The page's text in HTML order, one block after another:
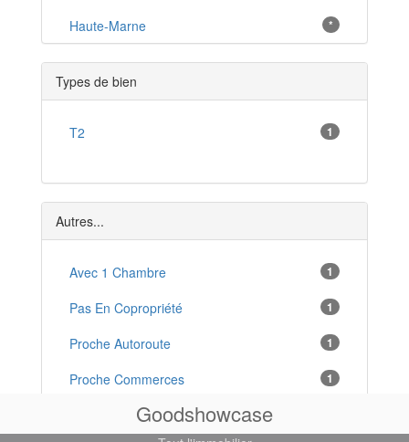
Gondrecourt-le-Château *
Void-Vacon *
Saint-Aubin-sur-Aire *
Sampigny *
Lérouville *
Amanty *
Fresnes-en-Woëvre *
Tronville-en-Barrois *
Haute-Marne *
Types de bien
T2 1
Autres...
Avec 1 Chambre 1
Pas En Copropriété 1
Proche Autoroute 1
Proche Commerces 1
Goodshowcase